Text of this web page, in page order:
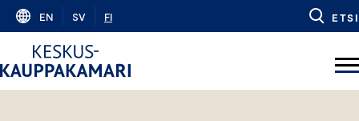
Skip
content
EN SV FI ETSI